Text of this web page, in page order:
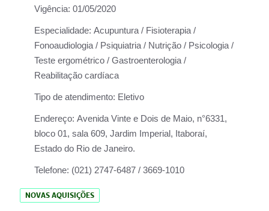
Vigência: 01/05/2020
Especialidade: Acupuntura / Fisioterapia /
Fonoaudiologia / Psiquiatria / Nutrição / Psicologia /
Teste ergométrico / Gastroenterologia /
Reabilitação cardíaca
Tipo de atendimento: Eletivo
Endereço: Avenida Vinte e Dois de Maio, n°6331,
bloco 01, sala 609, Jardim Imperial, Itaboraí,
Estado do Rio de Janeiro.
Telefone: (021) 2747-6487 / 3669-1010
NOVAS AQUISIÇÕES